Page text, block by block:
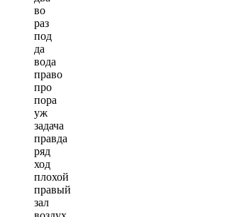
во
раз
под
да
вода
право
про
пора
уж
задача
правда
ряд
ход
плохой
правый
зал